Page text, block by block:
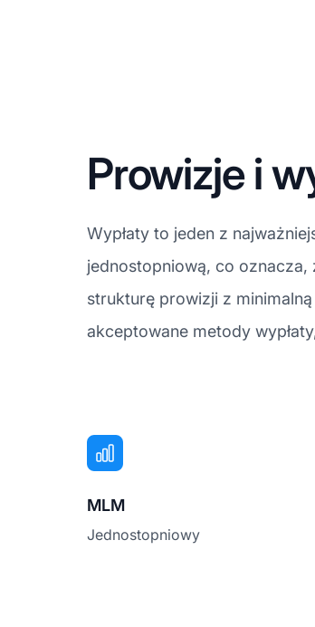
Prowizje i
Wypłaty to jeden z
jednostopniową, co
strukturę prowizji z
akceptowane metody
MLM
Jednostopniowy